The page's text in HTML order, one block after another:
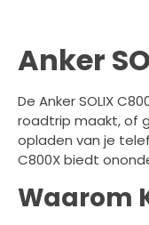
Anker
De Anker SOLIX
roadtrip maakt, of
opladen van je
C800X biedt
Waarom